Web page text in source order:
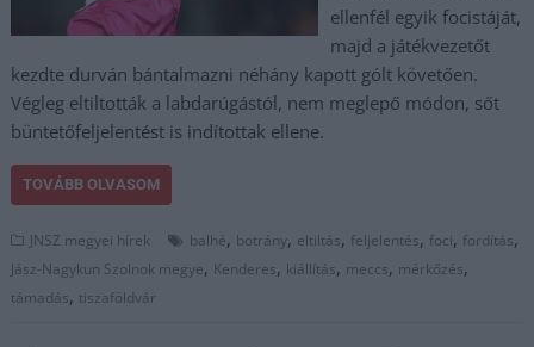
ellenfél egyik focistáját,
majd a játékvezetőt
kezdte durván bántalmazni néhány kapott gólt követően.
Végleg eltiltották a labdarúgástól, nem meglepő módon, sőt
büntetőfeljelentést is indítottak ellene.
TOVÁBB OLVASOM
JNSZ megyei hírek balhé, botrány, eltiltás, feljelentés, foci, fordítás,
Jász-Nagykun Szolnok megye, Kenderes, kiállítás, meccs, mérkőzés,
támadás, tiszaföldvár